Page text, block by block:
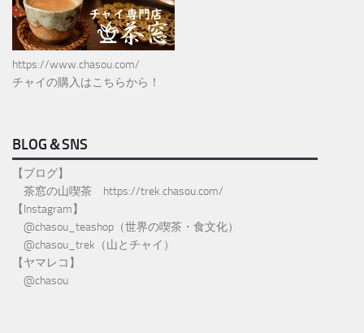
https://www.chasou.com/
チャイの購入はこちらから！
BLOG＆SNS
【ブログ】
茶窓の山喫茶 https://trek.chasou.com/
【Instagram】
@chasou_teashop （世界の喫茶・食文化）
@chasou_trek （山とチャイ）
【ヤマレコ】
@chasou